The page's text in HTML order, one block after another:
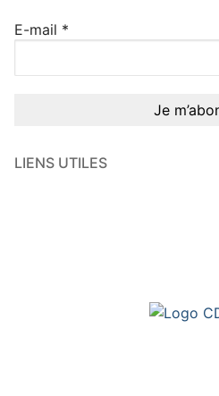
E-mail *
LIENS UTILES